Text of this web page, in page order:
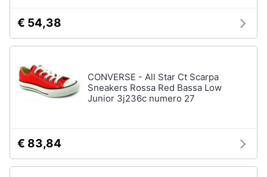
€ 54,38
CONVERSE - All Star Ct Scarpa
Sneakers Rossa Red Bassa Low
Junior 3j236c numero 27
€ 83,84